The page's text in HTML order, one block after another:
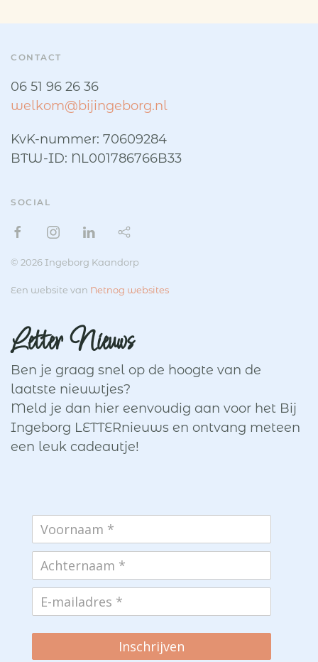
CONTACT
06 51 96 26 36
welkom@bijingeborg.nl
KvK-nummer: 70609284
BTW-ID: NL001786766B33
SOCIAL
© 2026 Ingeborg Kaandorp
Een website van Netnog websites
Letter Nieuws
Ben je graag snel op de hoogte van de
laatste nieuwtjes?
Meld je dan hier eenvoudig aan voor het Bij
Ingeborg LETTERnieuws en ontvang meteen
een leuk cadeautje!
Inschrijven